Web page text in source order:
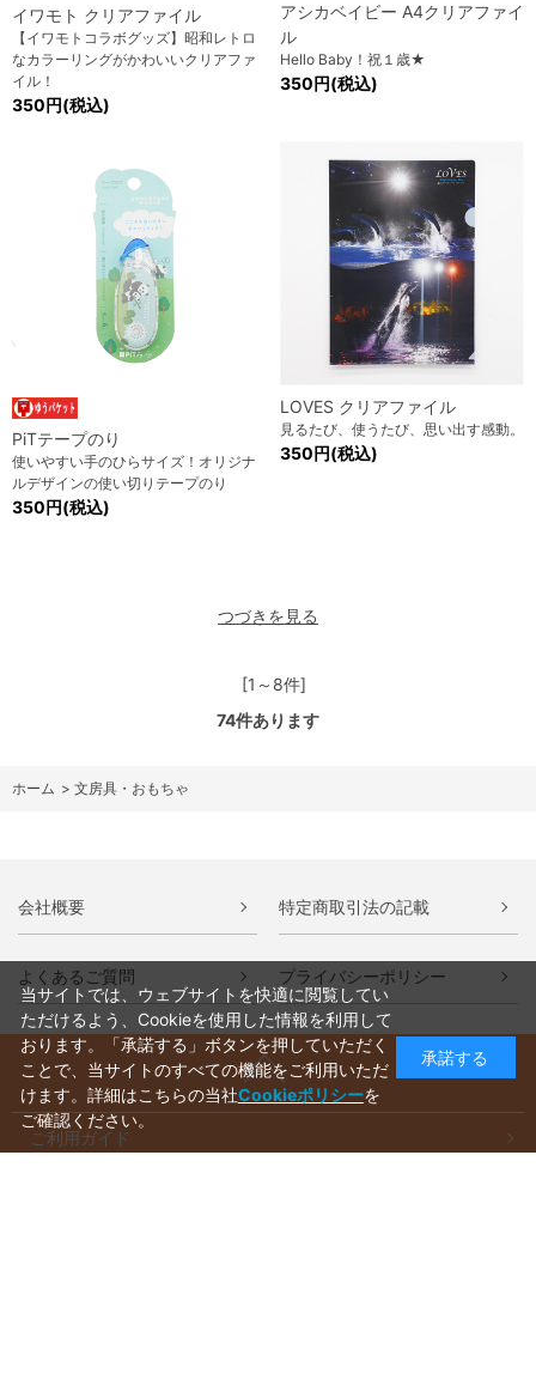
イワモト クリアファイル
【イワモトコラボグッズ】昭和レトロ
なカラーリングがかわいいクリアファ
イル！
350円(税込)
アシカベイビー A4クリアファイ
ル
Hello Baby！祝１歳★
350円(税込)
PiTテープのり
使いやすい手のひらサイズ！オリジナ
ルデザインの使い切りテープのり
350円(税込)
LOVES クリアファイル
見るたび、使うたび、思い出す感動。
350円(税込)
つづきを見る
[1～8件]
74件あります
ホーム > 文房具・おもちゃ
会社概要 特定商取引法の記載
よくあるご質問 プライバシーポリシー
ご利用ガイド
当サイトでは、ウェブサイトを快適に閲覧してい
ただけるよう、Cookieを使用した情報を利用して
おります。「承諾する」ボタンを押していただく
ことで、当サイトのすべての機能をご利用いただ
けます。詳細はこちらの当社Cookieポリシーを
ご確認ください。
承諾する